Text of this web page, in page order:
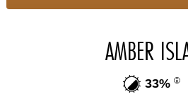
AMBER
33%